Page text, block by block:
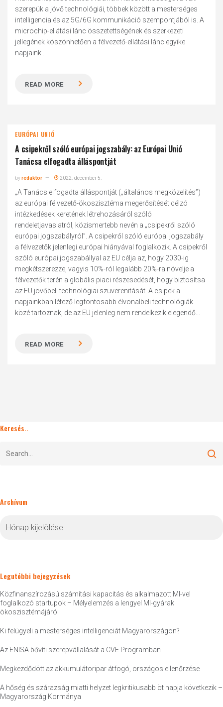
szerepük a jövő technológiái, többek között a mesterséges
intelligencia és az 5G/6G kommunikáció szempontjából is. A
microchip-ellátási lánc összetettségének és szerkezeti
jellegének köszönhetően a félvezető-ellátási lánc egyike
napjaink...
READ MORE
EURÓPAI UNIÓ
A csipekről szóló európai jogszabály: az Európai Unió
Tanácsa elfogadta álláspontját
byredaktor 2022. december 5.
„A Tanács elfogadta álláspontját („általános megközelítés”)
az európai félvezető-ökoszisztéma megerősítését célzó
intézkedések keretének létrehozásáról szóló
rendeletjavaslatról, közismertebb nevén a „csipekről szóló
európai jogszabályról”. A csipekről szóló európai jogszabály
a félvezetők jelenlegi európai hiányával foglalkozik. A csipekről
szóló európai jogszabállyal az EU célja az, hogy 2030-ig
megkétszerezze, vagyis 10%-ról legalább 20%-ra növelje a
félvezetők terén a globális piaci részesedését, hogy biztosítsa
az EU jövőbeli technológiai szuverenitását. A csipek a
napjainkban létező legfontosabb élvonalbeli technológiák
közé tartoznak, de az EU jelenleg nem rendelkezik elegendő...
READ MORE
Keresés..
Archívum
Legutóbbi bejegyzések
Közfinanszírozású számítási kapacitás és alkalmazott MI-vel
foglalkozó startupok – Mélyelemzés a lengyel MI-gyárak
ökoszisztémájáról
Ki felügyeli a mesterséges intelligenciát Magyarországon?
Az ENISA bővíti szerepvállalását a CVE Programban
Megkezdődött az akkumulátoripar átfogó, országos ellenőrzése
A hőség és szárazság miatti helyzet legkritikusabb öt napja következik –
Magyarország Kormánya